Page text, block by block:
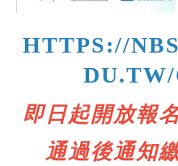
HTTPS://
DU.TW/
即日起開放報
通過後通知